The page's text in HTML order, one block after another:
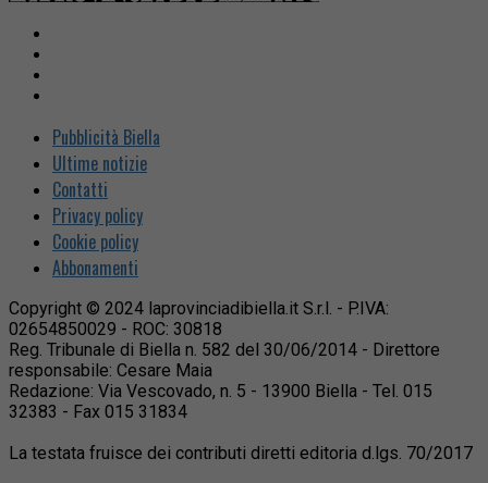
Pubblicità Biella
Ultime notizie
Contatti
Privacy policy
Cookie policy
Abbonamenti
Copyright © 2024 laprovinciadibiella.it S.r.l. - P.IVA:
02654850029 - ROC: 30818
Reg. Tribunale di Biella n. 582 del 30/06/2014 - Direttore
responsabile: Cesare Maia
Redazione: Via Vescovado, n. 5 - 13900 Biella - Tel. 015
32383 - Fax 015 31834
La testata fruisce dei contributi diretti editoria d.lgs. 70/2017